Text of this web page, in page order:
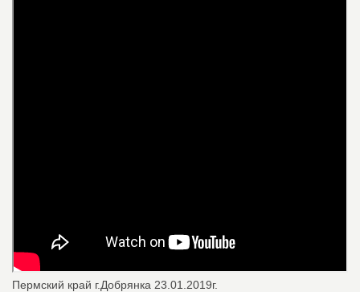
Пермский край г.Добрянка 23.01.2019г.